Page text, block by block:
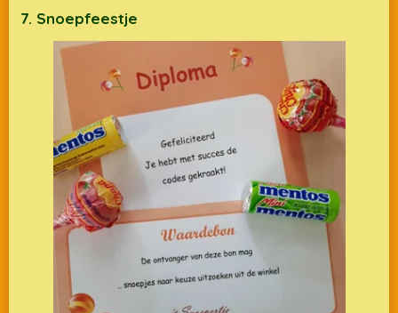
7. Snoepfeestje